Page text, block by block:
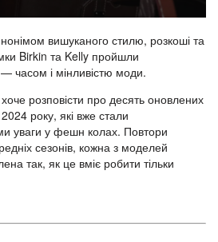
вишуканого стилю, розкоші та
Birkin та Kelly пройшли
часом і мінливістю моди.
хоче розповісти про десять оновлених
року, які вже стали
уваги у фешн колах. Повтори
сезонів, кожна з моделей
так, як це вміє робити тільки